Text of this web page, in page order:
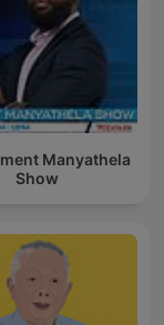
Manyathela
Show